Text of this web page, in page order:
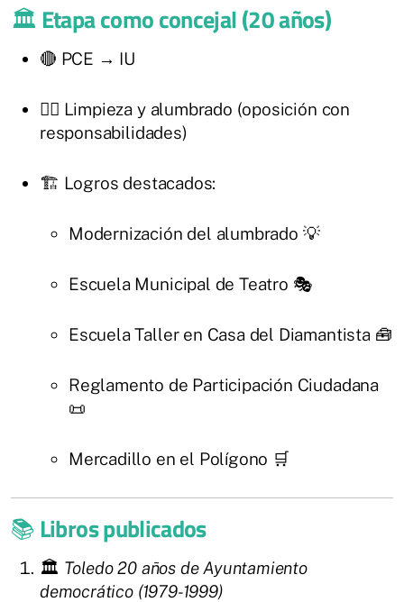
🏛️ Etapa como concejal (20 años)
🔴 PCE → IU
👷‍♂️ Limpieza y alumbrado (oposición con
responsabilidades)
🏗️ Logros destacados:
Modernización del alumbrado 💡
Escuela Municipal de Teatro 🎭
Escuela Taller en Casa del Diamantista 🧰
Reglamento de Participación Ciudadana
📜
Mercadillo en el Polígono 🛒
📚 Libros publicados
🏛️ Toledo 20 años de Ayuntamiento
democrático (1979-1999)